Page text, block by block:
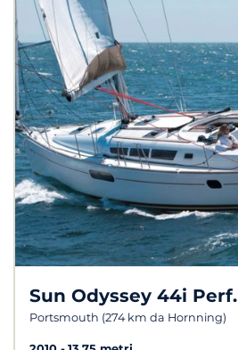
Sun Odyssey 44i Perf.
Portsmouth (274 km da Hornning)